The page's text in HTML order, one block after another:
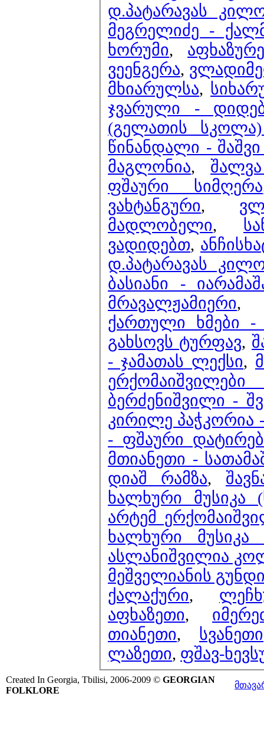
დ.პატარავას
მეგრელიძე -
ხორუმი,
ვეენგერა,
მხიარულსა,
ჯვარული -
(გელათის
წინანდალი - შაშვი
მაგლონია,
ფშაური სიმღერა
ვახტანგური,
მადლობელი,
ვადიდებთ,
დ.პატარავას
ბასიანი -
მრავალჟამიერი,
ქართული ხმები -
გახსოვს ტურფავ,
- ჯამათას ლექსი,
ბერძენიშვილი -
კირილე პაჭკორია
- ფშაური
მთიანეთი -
დიაშ რამზა,
ხალხური მუსიკა
არტემ
ხალხური
ასლანიშვილია
მეშველიანის
ქალაქური,
აფხაზეთი,
თიანეთი, სვანეთი
ლაზეთი, ფშავ-
Created In Georgia, Tbilisi, 2006-2009 © GEORGIAN
FOLKLORE